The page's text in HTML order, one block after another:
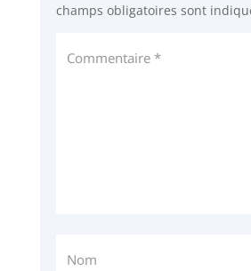
champs obligatoires sont